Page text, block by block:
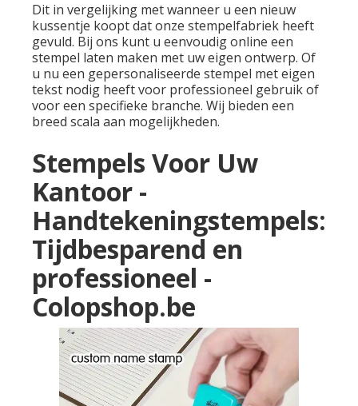
Dit in vergelijking met wanneer u een nieuw
kussentje koopt dat onze stempelfabriek heeft
gevuld. Bij ons kunt u eenvoudig online een
stempel laten maken met uw eigen ontwerp. Of
u nu een gepersonaliseerde stempel met eigen
tekst nodig heeft voor professioneel gebruik of
voor een specifieke branche. Wij bieden een
breed scala aan mogelijkheden.
Stempels Voor Uw
Kantoor -
Handtekeningstempels:
Tijdbesparend en
professioneel -
Colopshop.be